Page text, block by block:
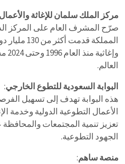
مركز الملك سلمان للإغاثة والأعمال
صرّح المشرف العام على المركز
المملكة
العالم.
البوابة السعودية للتطوع الخارجي:
هذه البوابة تهدف إلى تسهيل
الأعمال التطوعية الدولية وخدمة
تعزيز تنمية المجتمعات
الجهود التطوعية.
منصة ساهم: